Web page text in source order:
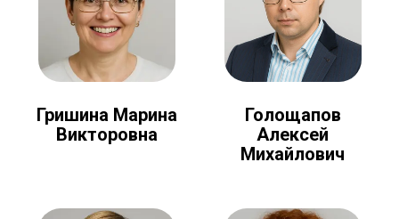
Гришина Марина
Викторовна
Голощапов
Алексей
Михайлович